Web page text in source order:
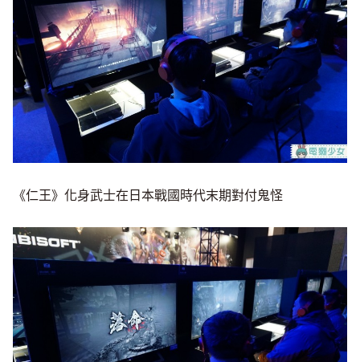
《仁王》化身武士在日本戰國時代末期對付鬼怪